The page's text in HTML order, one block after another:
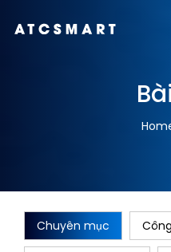
Chuyên mục